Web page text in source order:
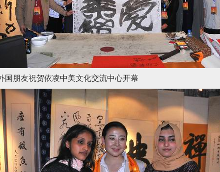
国朋友祝贺依凌中美文化交流中心开幕